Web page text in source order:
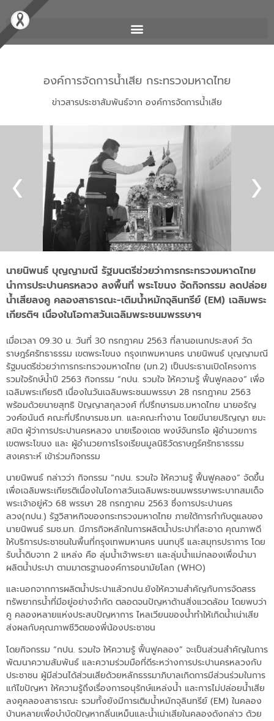
องค์การจัดการน้ำเสีย กระทรวงมหาดไทย
ข่าวสารประชาสัมพันธ์จาก องค์การจัดการน้ำเสีย
นายนิพนธ์ บุญญามณี รัฐมนตรีช่วยว่าการกระทรวงมหาดไทย
นำการประปานครหลวง ลงพื้นที่ พระโขนง จัดกิจกรรม ลดปล่อย
น้ำเสียลงคู คลองสาธารณะ-เติมน้ำหมักจุลินทรีย์ (EM) เฉลิมพระ
เกียรติฯ เนื่องในโอกาสวันเฉลิมพระชนมพรรษาฯ
เมื่อเวลา 09.30 น. วันที่ 30 กรกฎาคม 2563 ที่ลานอเนกประสงค์ วัด
ราษฎร์ศรัทธาธรรม เขตพระโขนง กรุงเทพมหานคร นายนิพนธ์ บุญญามณี
รัฐมนตรีช่วยว่าการกระทรวงมหาดไทย (มท.2) เป็นประธานเปิดโครงการ
รวมใจรักษ์น้ำปี 2563 กิจกรรม “กปน. รวมใจ ให้ความรู้ ฟื้นฟูคลอง” เพื่อ
เฉลิมพระเกียรติ เนื่องในวันเฉลิมพระชนมพรรษา 28 กรกฎาคม 2563
พร้อมด้วยนายสุทธิ ปัญญาสกุลวงศ์ ที่ปรึกษารมช.มหาดไทย นายอรัญ
วงศ์อนันต์ คณะที่ปรึกษารมช.มท. และคณะทำงาน โดยมีนายปริญญา ยมะ
สมิต ผู้ว่าการประปานครหลวง นายเรืองเดช พงษ์จันทรโอ ผู้อำนวยการ
เขตพระโขนง และ ผู้อำนวยการโรงเรียนมูลนิธิวัดราษฎร์ศรัทธาธรรม
สงเคราะห์ เข้าร่วมกิจกรรม
นายนิพนธ์ กล่าวว่า กิจกรรม “กปน. รวมใจ ให้ความรู้ ฟื้นฟูคลอง” จัดขึ้น
เพื่อเฉลิมพระเกียรติเนื่องในโอกาสวันเฉลิมพระชนมพรรษาพระบาทสมเด็จ
พระเจ้าอยู่หัว 68 พรรษา 28 กรกฎาคม 2563 ซึ่งการประปานคร
ลวง(กปน.) รัฐวิสาหกิจของกระทรวงมหาดไทย ภายใต้การกำกับดูแลของ
นายนิพนธ์ รมช.มท. มีภารกิจหลักในการผลิตน้ำประปาที่สะอาด คุณภาพดี
ให้บริการประชาชนในพื้นที่กรุงเทพมหานคร นนทบุรี และสมุทรปราการ โดย
รับน้ำดิบจาก 2 แหล่ง คือ ลุ่มน้ำเจ้าพระยา และลุ่มน้ำแม่กลองเพื่อนำมา
ผลิตน้ำประปา ตามมาตรฐานองค์การอนามัยโลก (WHO)
และนอกจากการผลิตน้ำประปาแล้วกปน.ยังให้ความสำคัญกับการจัดสรร
ทรัพยากรน้ำที่มีอยู่อย่างจำกัด ตลอดจนปัญหาด้านสิ่งแวดล้อม โดยพบว่า
คู คลองหลายแห่งประสบปัญหาการ ไหลเวียนของน้ำทำให้เกิดน้ำเน่าเสีย
ส่งผลกับคุณภาพชีวิตของพี่น้องประชาชน
โดยกิจกรรม “กปน. รวมใจ ให้ความรู้ ฟื้นฟูคลอง” จะเป็นส่วนสำคัญในการ
พัฒนาความสัมพันธ์ และความร่วมมือที่ดีระหว่างการประปานครหลวงกับ
ประชาชน ผู้มีส่วนได้ส่วนเสียด้วยหลักธรรมาภิบาลเกิดการมีส่วนร่วมในการ
แก้ไขปัญหา ให้ความรู้ถึงเรื่องการอนุรักษ์แหล่งน้ำ และการไม่ปล่อยน้ำเสีย
ลงคูคลองสาธารณะ รวมทั้งยังมีการเติมน้ำหมักจุลินทรีย์ (EM) ในคลอง
บ้านหลายเพื่อบำบัดปัญหากลิ่นเหม็นและน้ำเน่าเสียในคลองดังกล่าว ด้วย